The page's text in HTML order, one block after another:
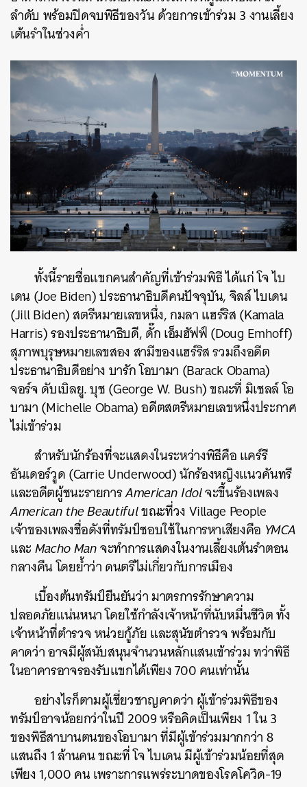
ลำดับ พร้อมปิดจบพิธีของวัน ด้วยการเข้าร่วม 3 งานเลี้ยง
เต้นรำในช่วงค่ำ
ทั้งนี้รายชื่อแขกคนสำคัญที่เข้าร่วมพิธี ได้แก่ โจ ไบ
เดน (Joe Biden) ประธานาธิบดีคนปัจจุบัน, จิลล์ ไบเดน
(Jill Biden) สตรีหมายเลขหนึ่ง, กมลา แฮร์ริส (Kamala
Harris) รองประธานาธิบดี, ดั๊ก เอ็มฮัฟฟ์ (Doug Emhoff)
สุภาพบุรุษหมายเลขสอง สามีของแฮร์ริส รวมถึงอดีต
ประธานาธิบดีอย่าง บารัก โอบามา (Barack Obama)
จอร์จ ดับเบิลยู. บุช (George W. Bush)ขณะที่ มิเชลล์ โอ
บามา (Michelle Obama) อดีตสตรีหมายเลขหนึ่งประกาศ
ไม่เข้าร่วม
สำหรับนักร้องที่จะแสดงในระหว่างพิธีคือ แคร์รี
อันเดอร์วูด (Carrie Underwood) นักร้องหญิงแนวคันทรี
และอดีตผู้ชนะรายการAmerican Idolจะขึ้นร้องเพลง
American the Beautifulขณะที่วง Village People
เจ้าของเพลงชื่อดังที่ทรัมป์ชอบใช้ในการหาเสียงคือ YMCA
และMacho Manจะทำการแสดงในงานเลี้ยงเต้นรำตอน
กลางคืน โดยย้ำว่า ดนตรีไม่เกี่ยวกับการเมือง
เบื้องต้นทรัมป์ยืนยันว่า มาตรการรักษาความ
ปลอดภัยแน่นหนา โดยใช้กำลังเจ้าหน้าที่นับหมื่นชีวิต ทั้ง
เจ้าหน้าที่ตำรวจ หน่วยกู้ภัย และสุนัขตำรวจ พร้อมกับ
คาดว่า อาจมีผู้สนับสนุนจำนวนหลักแสนเข้าร่วม ทว่าพิธี
ในอาคารอาจรองรับแขกได้เพียง 700 คนเท่านั้น
อย่างไรก็ตามผู้เชี่ยวชาญคาดว่า ผู้เข้าร่วมพิธีของ
ทรัมป์อาจน้อยกว่าในปี 2009 หรือคิดเป็นเพียง 1 ใน 3
ของพิธีสาบานตนของโอบามา ที่มีผู้เข้าร่วมมากกว่า 8
แสนถึง 1 ล้านคน ขณะที่ โจ ไบเดน มีผู้เข้าร่วมน้อยที่สุด
เพียง 1,000 คน เพราะการแพร่ระบาดของโรคโควิด-19
ค้นหา
SHARE TWEET LINE EMAIL